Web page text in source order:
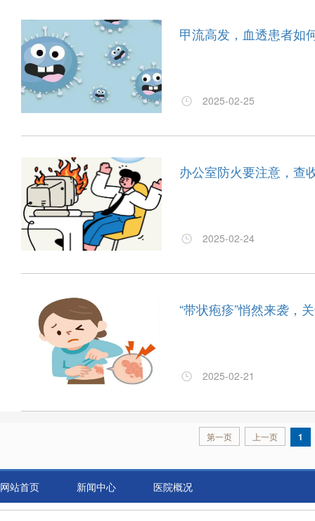
甲流高发，血透患者如
2025-02-25
办公室防火要注意，查
2025-02-24
“带状疱疹”悄然来袭，
2025-02-21
第一页 上一页 1
网站首页 新闻中心 医院概况